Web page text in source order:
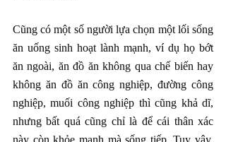
Cũng có một số người lựa chọn một lối sống
ăn uống sinh hoạt lành mạnh, ví dụ họ bớt
ăn ngoài, ăn đồ ăn không qua chế biến hay
không ăn đồ ăn công nghiệp, đường công
nghiệp, muối công nghiệp thì cũng khả dĩ,
nhưng bất quá cũng chỉ là để cái thân xác